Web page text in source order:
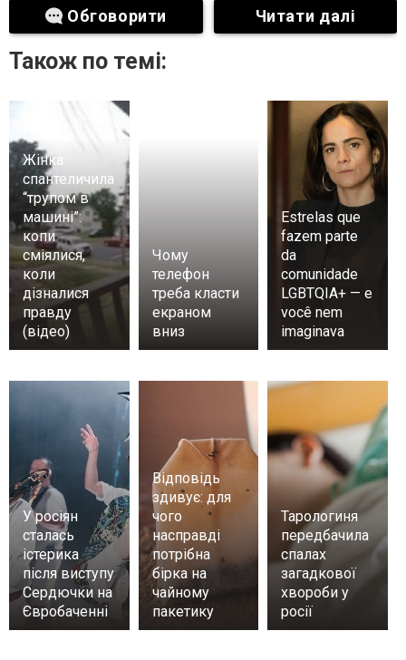
Обговорити Читати далі
Також по темі:
Жінка
спантеличила
“трупом в
машині”:
копи
сміялися,
коли
дізналися
правду
(відео)
Чому
телефон
треба класти
екраном
вниз
Estrelas que
fazem parte
da
comunidade
LGBTQIA+ — e
você nem
imaginava
У росіян
сталась
істерика
після виступу
Сердючки на
Євробаченні
Відповідь
здивує: для
чого
насправді
потрібна
бірка на
чайному
пакетику
Тарологиня
передбачила
спалах
загадкової
хвороби у
росії